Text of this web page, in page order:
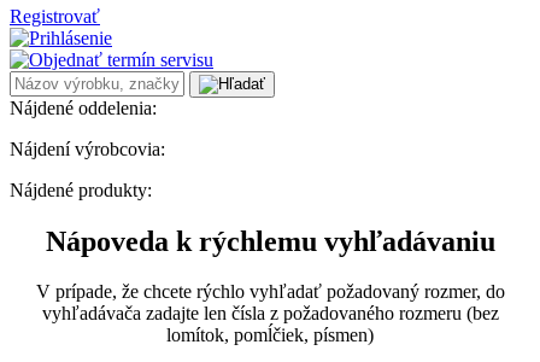
Registrovať
Nájdené oddelenia:
Nájdení výrobcovia:
Nájdené produkty:
Nápoveda k rýchlemu vyhľadávaniu
V prípade, že chcete rýchlo vyhľadať požadovaný rozmer, do
vyhľadávača zadajte len čísla z požadovaného rozmeru (bez
lomítok, pomĺčiek, písmen)